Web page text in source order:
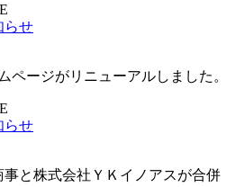
らせ
ページがリニューアルしました。
らせ
と株式会社ＹＫイノアスが合併